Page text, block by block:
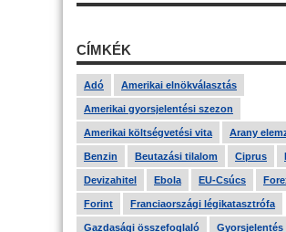
CÍMKÉK
Adó Amerikai elnökválasztás
Amerikai gyorsjelentési szezon
Amerikai költségvetési vita Arany
Benzin Beutazási tilalom Ciprus
Devizahitel Ebola EU-Csúcs
Forint Franciaországi légikatasztrófa
Gazdasági összefoglaló Gyorsjelentés